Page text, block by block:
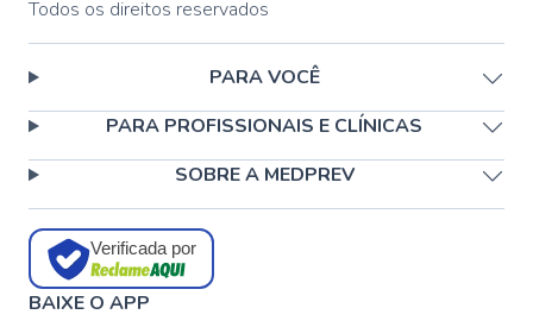
Todos os direitos reservados
PARA VOCÊ
PARA PROFISSIONAIS E CLÍNICAS
SOBRE A MEDPREV
Verificada por
BAIXE O APP